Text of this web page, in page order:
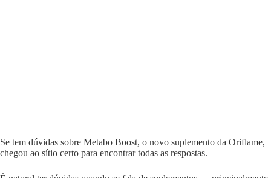
Se tem dúvidas sobre Metabo Boost, o novo suplemento da Oriflame,
chegou ao sítio certo para encontrar todas as respostas.